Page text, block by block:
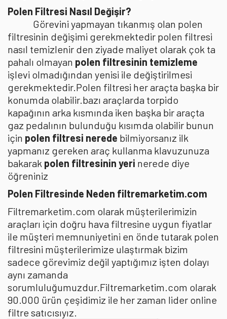
Polen Filtresi Nasıl Değişir?
Görevini yapmayan tıkanmış olan polen
filtresinin değişimi gerekmektedir polen filtresi
nasıl temizlenir den ziyade maliyet olarak çok ta
pahalı olmayan polen filtresinin temizleme
işlevi olmadığından yenisi ile değiştirilmesi
gerekmektedir.Polen filtresi her araçta başka bir
konumda olabilir.bazı araçlarda torpido
kapağının arka kısmında iken başka bir araçta
gaz pedalının bulunduğu kısımda olabilir bunun
için polen filtresi nerede bilmiyorsanız ilk
yapmanız gereken araç kullanma klavuzunuza
bakarak polen filtresinin yeri nerede diye
öğreniniz
Polen Filtresinde Neden filtremarketim.com
Filtremarketim.com olarak müşterilerimizin
araçları için doğru hava filtresine uygun fiyatlar
ile müşteri memnuniyetini en önde tutarak polen
filtresini müşterilerimize ulaştırmak bizim
sadece görevimiz değil yaptığımız işten dolayı
aynı zamanda
sorumluluğumuzdur.Filtremarketim.com olarak
90.000 ürün çeşidimiz ile her zaman lider online
filtre satıcısıyız.